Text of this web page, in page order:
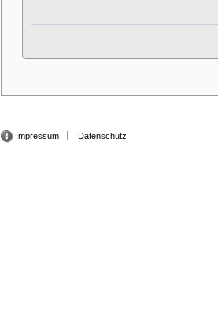
Impressum Datenschutz